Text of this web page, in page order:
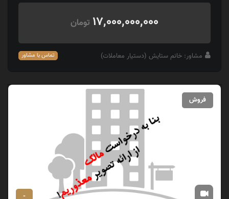
17,000,000,000 تومان
مشاور: خانم ستایش (دستیار معاملات) تماس با مشاور
فروش
-